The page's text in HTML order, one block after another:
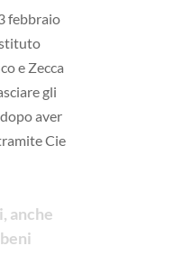
febbraio
e Zecca
gli
aver
Cie
anche